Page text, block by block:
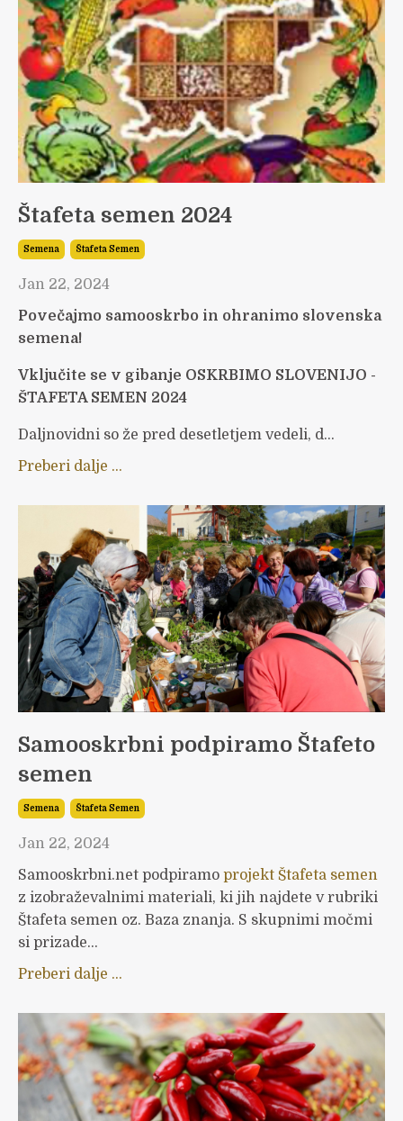
Štafeta semen 2024
Semena Štafeta Semen
Jan 22, 2024
Povečajmo samooskrbo in ohranimo slovenska
semena!
Vključite se v gibanje OSKRBIMO SLOVENIJO -
ŠTAFETA SEMEN 2024
Daljnovidni so že pred desetletjem vedeli, d...
Preberi dalje ...
Samooskrbni podpiramo Štafeto
semen
Semena Štafeta Semen
Jan 22, 2024
Samooskrbni.net podpiramo projekt Štafeta semen
z izobraževalnimi materiali, ki jih najdete v rubriki
Štafeta semen oz. Baza znanja. S skupnimi močmi
si prizade...
Preberi dalje ...